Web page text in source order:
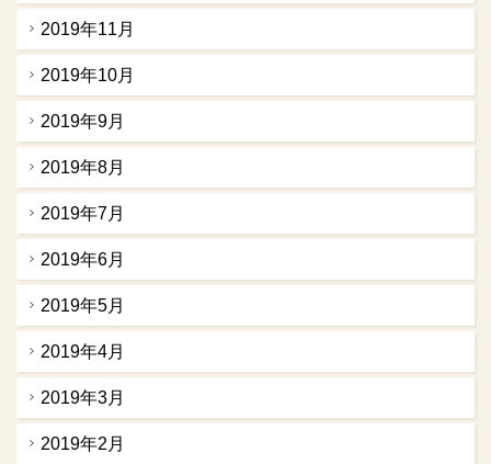
2019年11月
2019年10月
2019年9月
2019年8月
2019年7月
2019年6月
2019年5月
2019年4月
2019年3月
2019年2月